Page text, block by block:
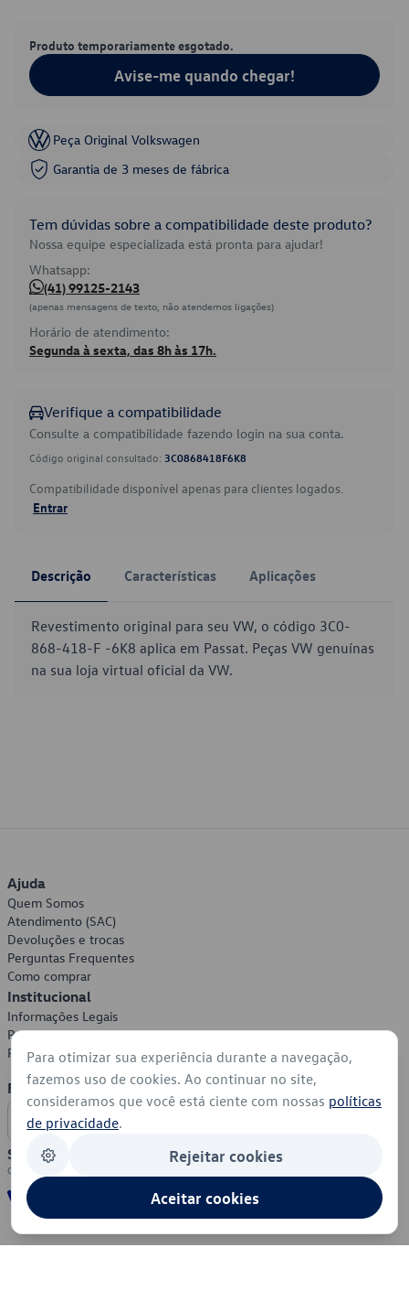
Produto temporariamente esgotado.
Avise-me quando chegar!
Peça Original Volkswagen
Garantia de 3 meses de fábrica
Tem dúvidas sobre a compatibilidade deste produto?
Nossa equipe especializada está pronta para ajudar!
Whatsapp:
(41) 99125-2143
(apenas mensagens de texto, não atendemos ligações)
Horário de atendimento:
Segunda à sexta, das 8h às 17h.
Verifique a compatibilidade
Consulte a compatibilidade fazendo login na sua conta.
Código original consultado: 3C0868418F6K8
Compatibilidade disponível apenas para clientes logados.
Entrar
Descrição Características Aplicações
Revestimento original para seu VW, o código 3C0-
868-418-F -6K8 aplica em Passat. Peças VW genuínas
na sua loja virtual oficial da VW.
Ajuda
Quem Somos
Atendimento (SAC)
Devoluções e trocas
Perguntas Frequentes
Como comprar
Institucional
Informações Legais
Política de Privacidade
Política de Cookies
Formas de Pagamento
Segurança
Para otimizar sua experiência durante a navegação,
fazemos uso de cookies. Ao continuar no site,
consideramos que você está ciente com nossas políticas
de privacidade.
Rejeitar cookies
Aceitar cookies